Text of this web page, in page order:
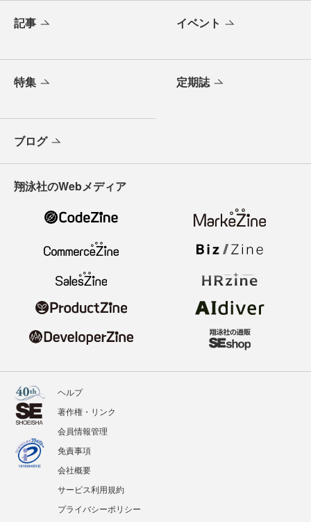
記事 イベント
特集 定期誌
ブログ
翔泳社のWebメディア
ヘルプ
著作権・リンク
会員情報管理
免責事項
会社概要
サービス利用規約
プライバシーポリシー